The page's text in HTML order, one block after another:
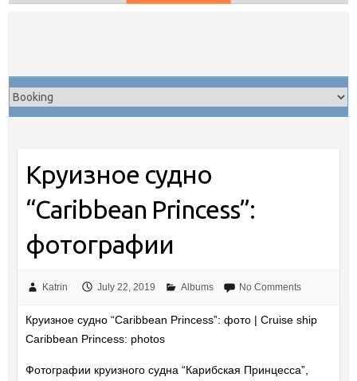
Круизное судно
“Caribbean Princess”:
фотографии
Katrin July 22, 2019 Albums No Comments
Круизное судно “Caribbean Princess”: фото | Cruise ship
Caribbean Princess: photos
Фотографии круизного судна “Карибская Принцесса”,